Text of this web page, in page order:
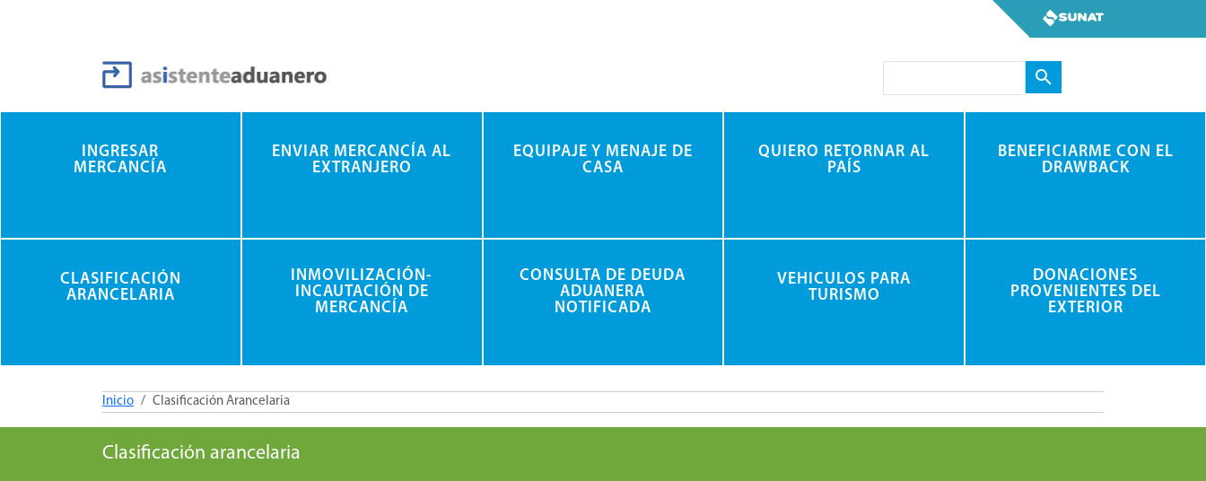
INGRESAR
MERCANCÍA
ENVIAR MERCANCÍA AL
EXTRANJERO
EQUIPAJE Y MENAJE DE
CASA
QUIERO RETORNAR AL
PAÍS
BENEFICIARME CON EL
DRAWBACK
CLASIFICACIÓN
ARANCELARIA
INMOVILIZACIÓN-
INCAUTACIÓN DE
MERCANCÍA
CONSULTA DE DEUDA
ADUANERA
NOTIFICADA
VEHICULOS PARA
TURISMO
DONACIONES
PROVENIENTES DEL
EXTERIOR
Inicio Clasificación Arancelaria
Clasificación arancelaria